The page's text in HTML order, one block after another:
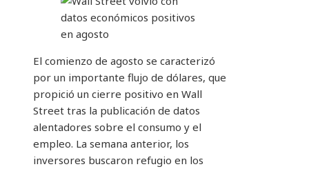
El comienzo de agosto se caracterizó
por un importante flujo de dólares, que
propició un cierre positivo en Wall
Street tras la publicación de datos
alentadores sobre el consumo y el
empleo. La semana anterior, los
inversores buscaron refugio en los